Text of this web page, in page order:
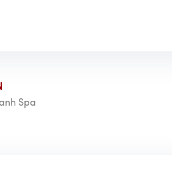
Spa